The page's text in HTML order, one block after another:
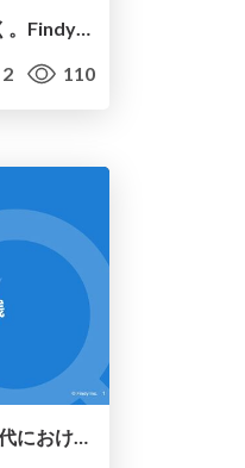
2 110
AIと開発者の共創: エージェント時代におけるAIフレンドリーなDevOpsの実践